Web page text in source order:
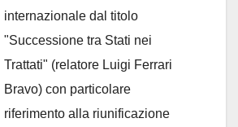
internazionale dal titolo
"Successione tra Stati nei
Trattati" (relatore Luigi Ferrari
Bravo) con particolare
riferimento alla riunificazione